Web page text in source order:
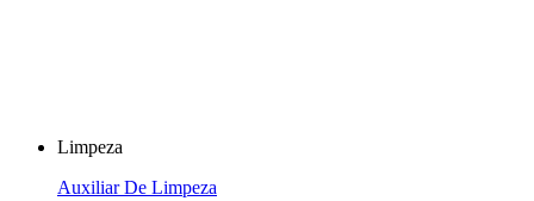
Limpeza
Auxiliar De Limpeza